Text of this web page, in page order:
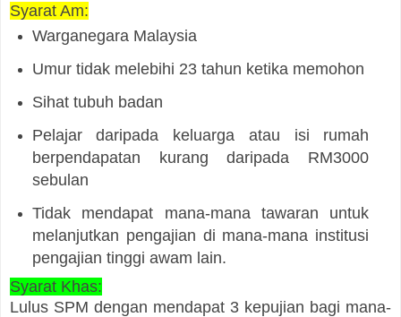
Syarat Am:
Warganegara Malaysia
Umur tidak melebihi 23 tahun ketika memohon
Sihat tubuh badan
Pelajar daripada keluarga atau isi rumah
berpendapatan kurang daripada RM3000
sebulan
Tidak mendapat mana-mana tawaran untuk
melanjutkan pengajian di mana-mana institusi
pengajian tinggi awam lain.
Syarat Khas:
Lulus SPM dengan mendapat 3 kepujian bagi mana-